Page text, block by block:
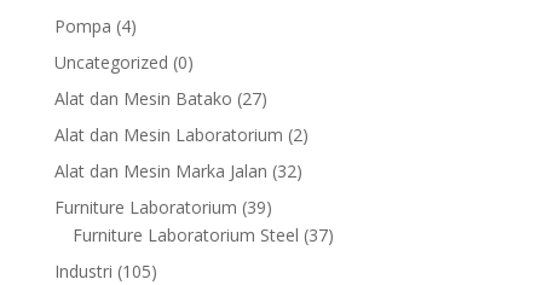
Pompa 44
products
Uncategorized 00
products
Alat dan Mesin Batako 2727
products
Alat dan Mesin Laboratorium 22
Alat dan Mesin Marka Jalan 3232
Furniture Laboratorium 3939
products
Furniture Laboratorium Steel 3737
Industri 105105